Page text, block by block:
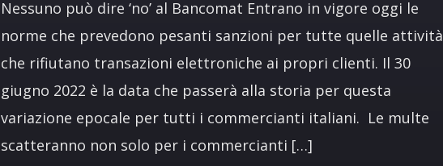
Nessuno può dire ‘no’ al Bancomat Entrano in vigore oggi le
norme che prevedono pesanti sanzioni per tutte quelle attività
che rifiutano transazioni elettroniche ai propri clienti. Il 30
giugno 2022 è la data che passerà alla storia per questa
variazione epocale per tutti i commercianti italiani. Le multe
scatteranno non solo per i commercianti […]